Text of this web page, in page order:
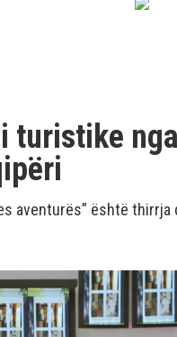
turistike
aventurës” është